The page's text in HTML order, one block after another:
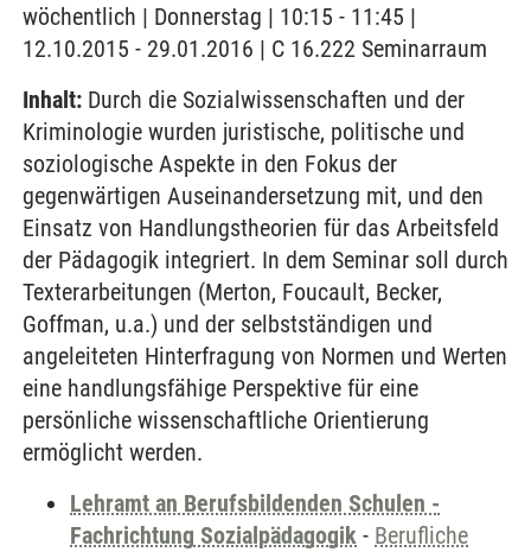
wöchentlich | Donnerstag | 10:15 - 11:45 |
12.10.2015 - 29.01.2016 | C 16.222 Seminarraum
Inhalt: Durch die Sozialwissenschaften und der
Kriminologie wurden juristische, politische und
soziologische Aspekte in den Fokus der
gegenwärtigen Auseinandersetzung mit, und den
Einsatz von Handlungstheorien für das Arbeitsfeld
der Pädagogik integriert. In dem Seminar soll durch
Texterarbeitungen (Merton, Foucault, Becker,
Goffman, u.a.) und der selbstständigen und
angeleiteten Hinterfragung von Normen und Werten
eine handlungsfähige Perspektive für eine
persönliche wissenschaftliche Orientierung
ermöglicht werden.
Lehramt an Berufsbildenden Schulen -
Fachrichtung Sozialpädagogik - Berufliche